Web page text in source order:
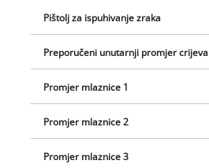
Pištolj za ispuhivanje zraka
Preporučeni unutarnji promjer crijeva
Promjer mlaznice 1
Promjer mlaznice 2
Promjer mlaznice 3